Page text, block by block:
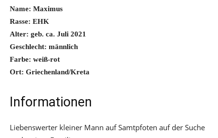
Name: Maximus
Rasse: EHK
Alter: geb. ca. Juli 2021
Geschlecht: männlich
Farbe: weiß-rot
Ort: Griechenland/Kreta
Informationen
Liebenswerter kleiner Mann auf Samtpfoten auf der Suche